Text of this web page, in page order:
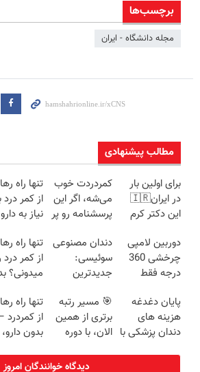
برچسب‌ها
مجله دانشگاه - ایران
مطالب پیشنهادی
برای اولین بار
در ایران🇮🇷
این دکتر کرم
روزه ساخت!
کمردردت خوب
می‌شه، اگر این
پرسشنامه رو پر
تنها راه
از کمر
نیاز به
دوربین لامپی
چرخشی 360
درجه فقط
🔥 پرداخت
درب منزل
دندان مصنوعی
سوئیسی:
جدیدترین
سبک و مقاوم |
پرداخت قسطی
تنها راه
از کمر درد
میدونی؟
پایان دغدغه
هزینه های
دندان پزشکی با
🎯 مسیر رتبه
برتری از همین
الان، با دوره
شروع میشه!
تنها راه
از کمردرد
بدون دارو،
«فرم پر کن»
دیدگاه خوانندگان امروز